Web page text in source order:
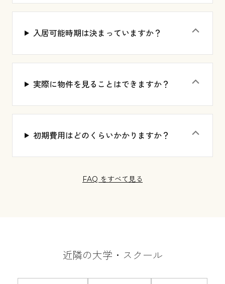
入居可能時期は決まっていますか？ ⌃
実際に物件を見ることはできますか？ ⌃
初期費用はどのくらいかかりますか？ ⌃
FAQ をすべて見る
近隣の大学・スクール